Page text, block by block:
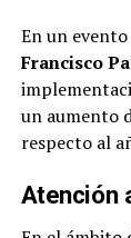
En un
Francisco
un aumento
respecto al
Atención